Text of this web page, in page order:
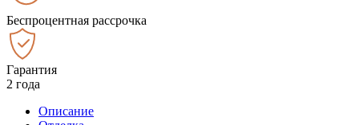
Беспроцентная рассрочка
Гарантия
2 года
Описание